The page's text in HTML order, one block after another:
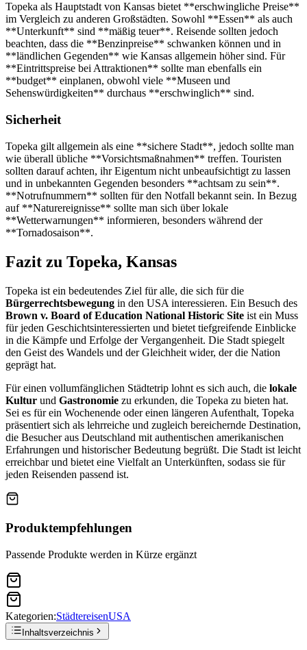
Topeka als Hauptstadt von Kansas bietet **erschwingliche Preise**
im Vergleich zu anderen Großstädten. Sowohl **Essen** als auch
**Unterkunft** sind **mäßig teuer**. Reisende sollten jedoch
beachten, dass die **Benzinpreise** schwanken können und in
**ländlichen Gegenden** wie Kansas allgemein höher sind. Für
**Eintrittspreise bei Attraktionen** sollte man ebenfalls ein
**budget** einplanen, obwohl viele **Museen und
Sehenswürdigkeiten** durchaus **erschwinglich** sind.
Sicherheit
Topeka gilt allgemein als eine **sichere Stadt**, jedoch sollte man
wie überall übliche **Vorsichtsmaßnahmen** treffen. Touristen
sollten darauf achten, ihr Eigentum nicht unbeaufsichtigt zu lassen
und in unbekannten Gegenden besonders **achtsam zu sein**.
**Notrufnummern** sollten für den Notfall bekannt sein. In Bezug
auf **Naturereignisse** sollte man sich über lokale
**Wetterwarnungen** informieren, besonders während der
**Tornadosaison**.
Fazit zu Topeka, Kansas
Topeka ist ein bedeutendes Ziel für alle, die sich für die
Bürgerrechtsbewegung in den USA interessieren. Ein Besuch des
Brown v. Board of Education National Historic Site ist ein Muss
für jeden Geschichtsinteressierten und bietet tiefgreifende Einblicke
in die Kämpfe und Erfolge der Vergangenheit. Die Stadt spiegelt
den Geist des Wandels und der Gleichheit wider, der die Nation
geprägt hat.
Für einen vollumfänglichen Städtetrip lohnt es sich auch, die lokale
Kultur und Gastronomie zu erkunden, die Topeka zu bieten hat.
Sei es für ein Wochenende oder einen längeren Aufenthalt, Topeka
präsentiert sich als lehrreiche und zugleich bereichernde Destination,
die Besucher aus Deutschland mit authentischen amerikanischen
Erfahrungen und historischer Bedeutung begrüßt. Die Stadt ist leicht
erreichbar und bietet eine Vielfalt an Unterkünften, sodass sie für
jeden Reisenden passend ist.
Produktempfehlungen
Passende Produkte werden in Kürze ergänzt
Kategorien:StädtereisenUSA
Inhaltsverzeichnis